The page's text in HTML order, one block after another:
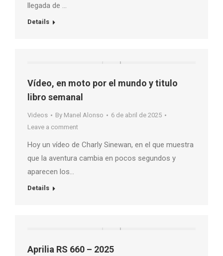
llegada de …
Details
Vídeo, en moto por el mundo y titulo
libro semanal
Videos By Manel Alonso
6 de abril de 2025
Leave a comment
Hoy un vídeo de Charly Sinewan, en el que muestra
que la aventura cambia en pocos segundos y
aparecen los…
Details
Aprilia RS 660 – 2025